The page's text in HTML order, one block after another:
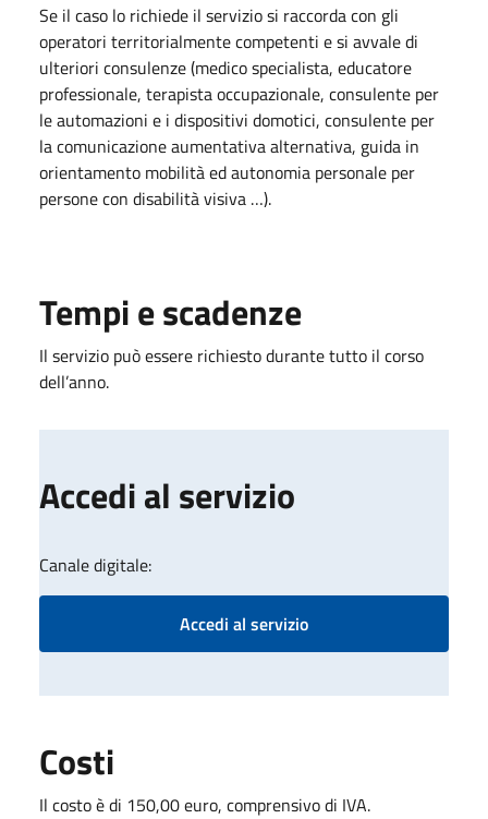
Se il caso lo richiede il servizio si raccorda con gli
operatori territorialmente competenti e si avvale di
ulteriori consulenze (medico specialista, educatore
professionale, terapista occupazionale, consulente per
le automazioni e i dispositivi domotici, consulente per
la comunicazione aumentativa alternativa, guida in
orientamento mobilità ed autonomia personale per
persone con disabilità visiva …).
Tempi e scadenze
Il servizio può essere richiesto durante tutto il corso
dell’anno.
Accedi al servizio
Canale digitale:
Accedi al servizio
Costi
Il costo è di 150,00 euro, comprensivo di IVA.